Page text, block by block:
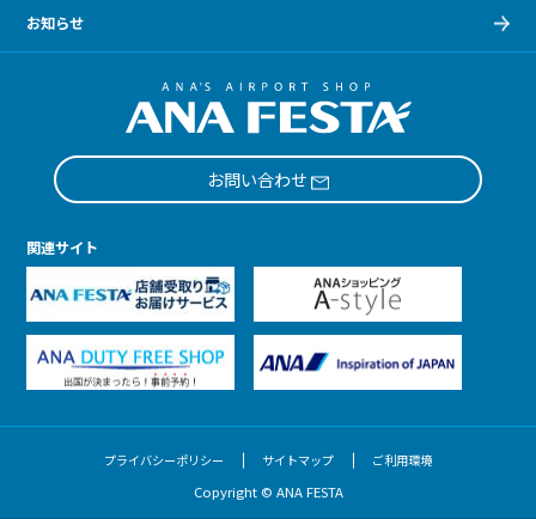
お知らせ
お問い合わせ
関連サイト
プライバシーポリシー サイトマップ ご利用環境
Copyright © ANA FESTA